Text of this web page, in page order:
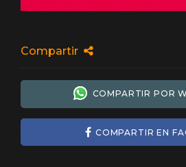
Compartir
COMPARTIR POR
COMPARTIR EN